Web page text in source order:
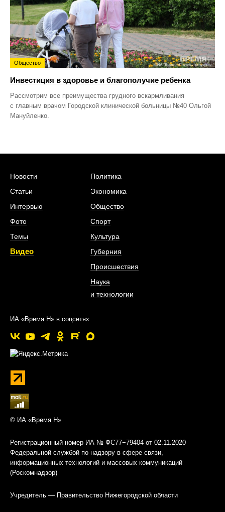
Общество
Инвестиция в здоровье и благополучие ребенка
Рассмотрим все преимущества грудного вскармливания
с главным врачом Городской клинической больницы №40 Ольгой
Мануйленко.
Новости
Статьи
Интервью
Фото
Темы
Видео
Политика
Экономика
Общество
Спорт
Культура
Губерния
Происшествия
Наука
и технологии
ИА «Время Н» в соцсетях
© ИА «Время Н»
Регистрационный номер ИА № ФС77−79404 от 02.11.2020
Федеральной службой по надзору в сфере связи,
информационных технологий и массовых коммуникаций
(Роскомнадзор)
Учредитель — Правительство Нижегородской области